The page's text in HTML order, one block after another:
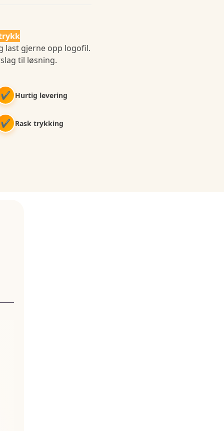
last gjerne opp logofil.
til løsning.
✔ Hurtig levering
✔ Rask trykking